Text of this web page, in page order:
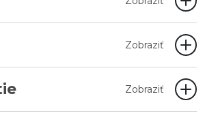
Zobraziť
Zobraziť